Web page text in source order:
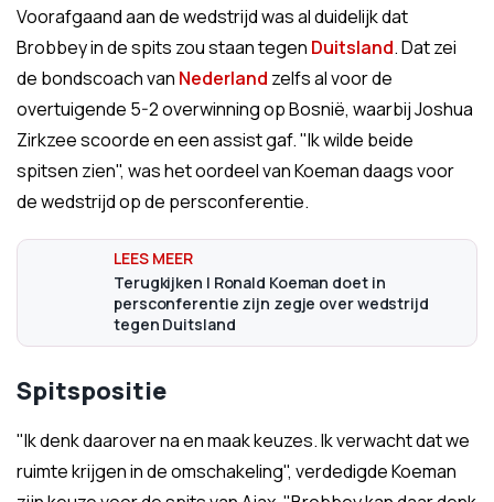
Voorafgaand aan de wedstrijd was al duidelijk dat
Brobbey in de spits zou staan tegen Duitsland. Dat zei
de bondscoach van Nederland zelfs al voor de
overtuigende 5-2 overwinning op Bosnië, waarbij Joshua
Zirkzee scoorde en een assist gaf. "Ik wilde beide
spitsen zien", was het oordeel van Koeman daags voor
de wedstrijd op de persconferentie.
Terugkijken | Ronald Koeman doet in
persconferentie zijn zegje over wedstrijd
tegen Duitsland
Spitspositie
"Ik denk daarover na en maak keuzes. Ik verwacht dat we
ruimte krijgen in de omschakeling", verdedigde Koeman